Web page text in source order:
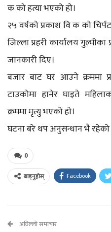
क काे हत्या भएको हाे।
२५ वर्षको प्रकाश वि क काे
जिल्ला प्रहरी कार्यालय गुल्मीका
जानकारी दिए।
बजार बाट घर आउने क्रममा
टाउकोमा हानेर घाइते
क्रममा मृत्यु भएको हाे।
घटना बरे थप अनुसन्धान भै रहेको
0
बाड्नुहोस् Facebook
अघिल्लो समाचार